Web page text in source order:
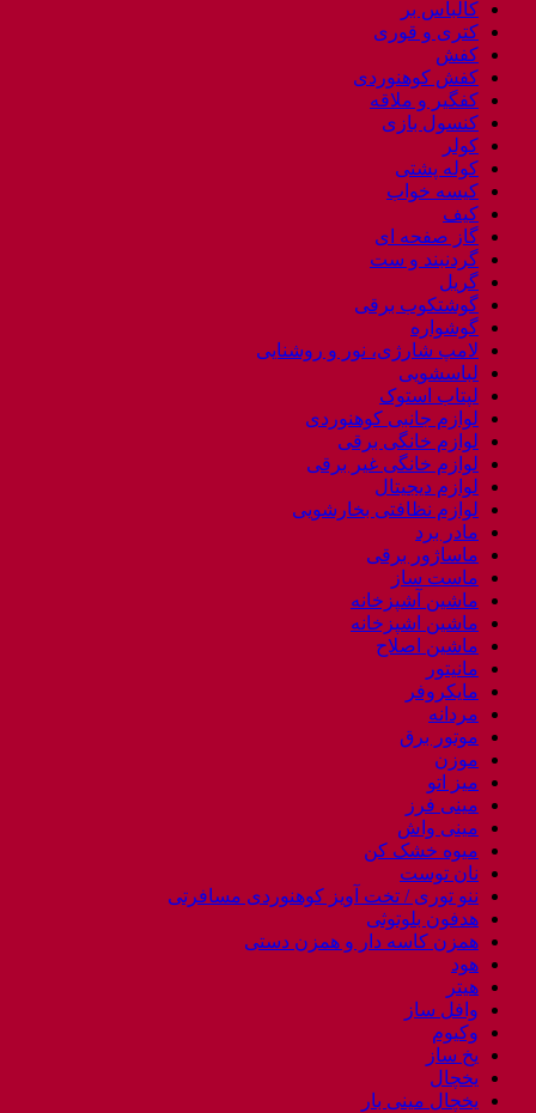
کالباس بر
کتری و قوری
کفش
کفش کوهنوردی
کفگیر و ملاقه
کنسول بازی
کولر
کوله پشتی
کیسه خواب
کیف
گاز صفحه ای
گردنبند و ست
گریل
گوشتکوب برقی
گوشواره
لامپ شارژی، نور و روشنایی
لباسشویی
لپتاب استوک
لوازم جانبی کوهنوردی
لوازم خانگی برقی
لوازم خانگی غیر برقی
لوازم دیجیتال
لوازم نظافتی بخارشویی
مادر برد
ماساژور برقی
ماست ساز
ماشین آشپزخانه
ماشین اشپزخانه
ماشین اصلاح
مانیتور
مایکروفر
مردانه
موتور برق
موزن
میز اتو
مینی فرز
مینی واش
میوه خشک کن
نان توست
ننو توری / تخت آویز کوهنوردی مسافرتی
هدفون بلوتوثی
همزن کاسه دار و همزن دستی
هود
هیتر
وافل ساز
وکیوم
یخ ساز
یخچال
یخچال مینی بار